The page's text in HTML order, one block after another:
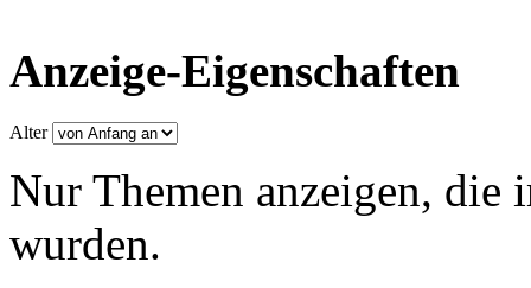
Anzeige-Eigenschaften
Alter
Nur Themen anzeigen, die
wurden.